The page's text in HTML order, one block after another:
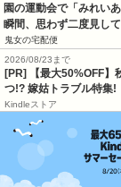
園の運動会で「みれい
瞬間、思わず二度見し
鬼女の宅配便
2026/08/23まで
[PR] 【最大50%OFF】
つ!? 嫁姑トラブル特集!
Kindleストア